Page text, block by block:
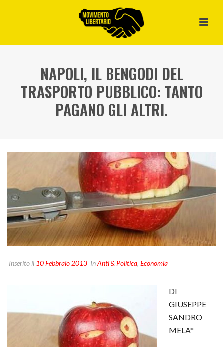
NAPOLI, IL BENGODI DEL
TRASPORTO PUBBLICO: TANTO
PAGANO GLI ALTRI.
Inserito il 10 Febbraio 2013 InAnti & Politica, Economia
DI
GIUSEPPE
SANDRO
MELA*